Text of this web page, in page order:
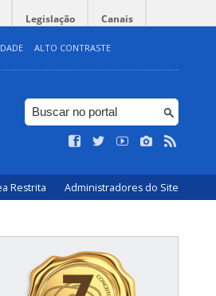
Legislação Canais
ALTO CONTRASTE
Restrita Administradores do Site